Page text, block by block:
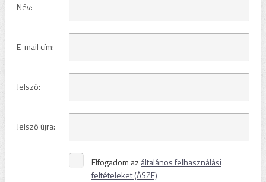
Név:
E-mail cím:
Jelszó:
Jelszó újra:
Elfogadom az általános felhasználási
feltételeket (ÁSZF)